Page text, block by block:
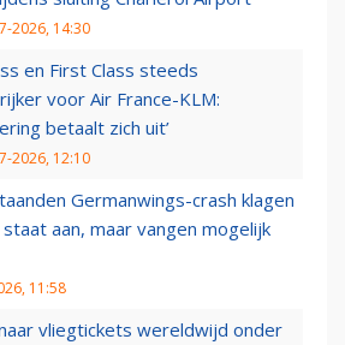
2026, 14:30
en First Class steeds
voor Air France-KLM:
betaalt zich uit’
2026, 12:10
Germanwings-crash klagen
aan, maar vangen mogelijk
11:58
vliegtickets wereldwijd onder